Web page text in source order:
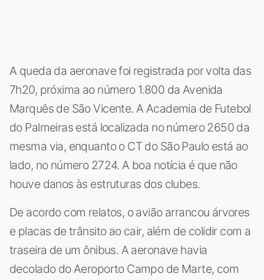
A queda da aeronave foi registrada por volta das
7h20, próxima ao número 1.800 da Avenida
Marquês de São Vicente. A Academia de Futebol
do Palmeiras está localizada no número 2650 da
mesma via, enquanto o CT do São Paulo está ao
lado, no número 2724. A boa notícia é que não
houve danos às estruturas dos clubes.
De acordo com relatos, o avião arrancou árvores
e placas de trânsito ao cair, além de colidir com a
traseira de um ônibus. A aeronave havia
decolado do Aeroporto Campo de Marte, com